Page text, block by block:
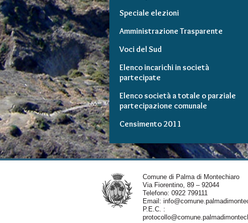
Speciale elezioni
Amministrazione Trasparente
Voci del Sud
Elenco incarichi in società
partecipate
Elenco società a totale o parziale
partecipazione comunale
Censimento 2011
Comune di Palma di Montechiaro
Via Fiorentino, 89 – 92044
Telefono: 0922 799111
Email:
P.E.C. :